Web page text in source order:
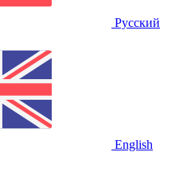
Русский
English